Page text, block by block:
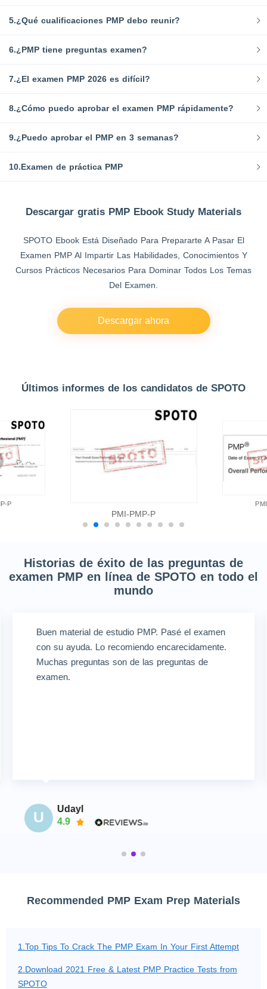
5.¿Qué cualificaciones PMP debo reunir?
6.¿PMP tiene preguntas examen?
7.¿El examen PMP 2026 es difícil?
8.¿Cómo puedo aprobar el examen PMP rápidamente?
9.¿Puedo aprobar el PMP en 3 semanas?
10.Examen de práctica PMP
Descargar gratis PMP Ebook Study Materials
SPOTO Ebook Está Diseñado Para Prepararte A Pasar El
Examen PMP Al Impartir Las Habilidades, Conocimientos Y
Cursos Prácticos Necesarios Para Dominar Todos Los Temas
Del Examen.
Descargar ahora
Últimos informes de los candidatos de SPOTO
P
PMI-PMP-P
Historias de éxito de las preguntas de
examen PMP en línea de SPOTO en todo el
mundo
Buen material de estudio PMP. Pasé el examen
con su ayuda. Lo recomiendo encarecidamente.
Muchas preguntas son de las preguntas de
examen.
U
Udayl
4.9
Recommended PMP Exam Prep Materials
1.Top Tips To Crack The PMP Exam In Your First Attempt
2.Download 2021 Free & Latest PMP Practice Tests from
SPOTO